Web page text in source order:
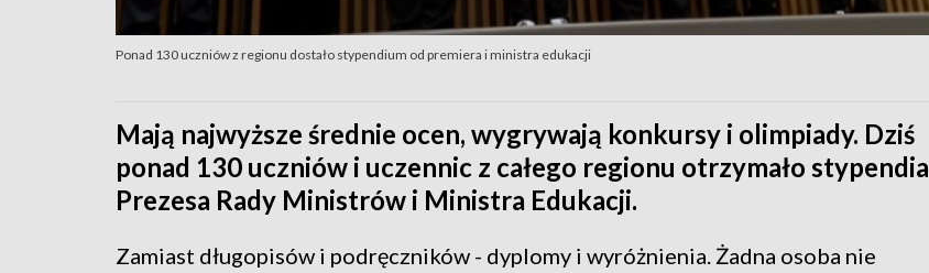
Ponad 130 uczniów z regionu dostało stypendium od premiera i ministra edukacji
Mają najwyższe średnie ocen, wygrywają konkursy i olimpiady. Dziś
ponad 130 uczniów i uczennic z całego regionu otrzymało stypendia
Prezesa Rady Ministrów i Ministra Edukacji.
Zamiast długopisów i podręczników - dyplomy i wyróżnienia. Żadna osoba nie